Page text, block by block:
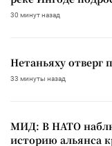
30 минут назад
Нетаньяху отверг
33 минуты назад
МИД: В НАТО
историю альянса